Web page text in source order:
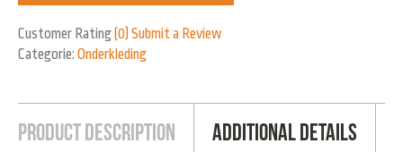
Customer Rating(0) Submit a Review
Categorie: Onderkleding
Product Description Additional Details